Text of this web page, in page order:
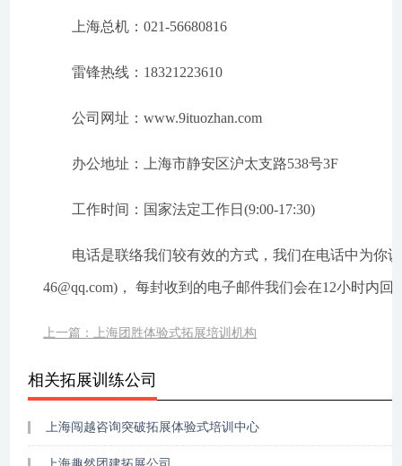
上海总机：021-56680816
雷锋热线：18321223610
公司网址：www.9ituozhan.com
办公地址：上海市静安区沪太支路538号3F
工作时间：国家法定工作日(9:00-17:30)
电话是联络我们较有效的方式，我们在电话中为你认
46@qq.com)， 每封收到的电子邮件我们会在12小时内
上一篇：上海团胜体验式拓展培训机构
相关拓展训练公司
上海闯越咨询突破拓展体验式培训中心